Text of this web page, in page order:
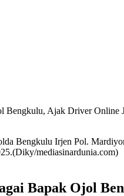
Ajak Driver Online
Bengkulu Irjen Pol.
mediasinardunia.com)
Bapak Ojol